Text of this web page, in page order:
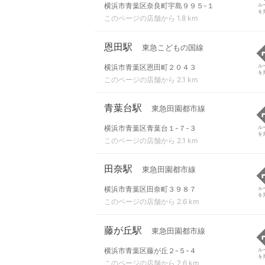
横浜市青葉区奈良町宇島９９５-１
このページの店舗から 1.8 km
ル
を
恩田駅 東急こどもの国線
横浜市青葉区恩田町２０４３
このページの店舗から 2.1 km
ル
を
青葉台駅 東急田園都市線
横浜市青葉区青葉台１-７-３
このページの店舗から 2.1 km
ル
を
田奈駅 東急田園都市線
横浜市青葉区田奈町３９８７
このページの店舗から 2.6 km
ル
を
藤が丘駅 東急田園都市線
横浜市青葉区藤が丘２-５-４
このページの店舗から 2.6 km
ル
を